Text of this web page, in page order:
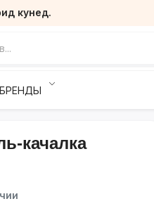
кунед.
БРЕНДЫ
качалка